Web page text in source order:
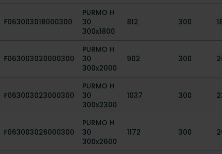
F063003018000300
PURMO H
30
300x1800
812 300
F063003020000300
PURMO H
30
300x2000
902 300
F063003023000300
PURMO H
30
300x2300
1037 300
F063003026000300
PURMO H
30
300x2600
1172 300